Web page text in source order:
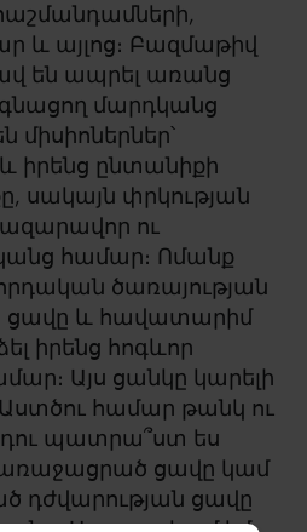
և այլոց։ Բազմաթիվ
են ապրել առանց
մարդկանց
միսիոներներ՝
իրենց ընտանիքի
սակայն փրկության
ու
համար։ Ոմանք
ծառայության
ցավը և հավատարիմ
իրենց հոգևոր
Այս ցանկը կարելի
Աստծու համար թանկ ու
դու պատրա՞ստ ես
ցավը կամ
դժվարության ցավը